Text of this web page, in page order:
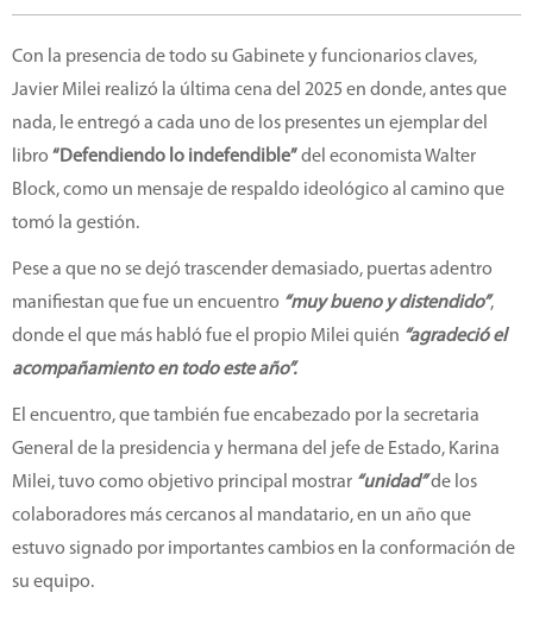
Con la presencia de todo su Gabinete y funcionarios claves,
Javier Milei realizó la última cena del 2025 en donde, antes que
nada, le entregó a cada uno de los presentes un ejemplar del
libro “Defendiendo lo indefendible”del economista Walter
Block, como un mensaje de respaldo ideológico al camino que
tomó la gestión.
Pese a que no se dejó trascender demasiado, puertas adentro
manifiestan que fue un encuentro “muy bueno y distendido”,
donde el que más habló fue el propio Milei quién “agradeció el
acompañamiento en todo este año”.
El encuentro, que también fue encabezado por la secretaria
General de la presidencia y hermana del jefe de Estado, Karina
Milei, tuvo como objetivo principal mostrar “unidad”de los
colaboradores más cercanos al mandatario, en un año que
estuvo signado por importantes cambios en la conformación de
su equipo.